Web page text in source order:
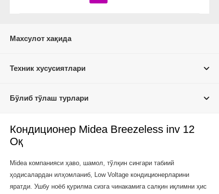
Махсулот хақида
Техник хусусиятлари
Бўлиб тўлаш турлари
Кондиционер Midea Breezeless inv 12
Оқ
Midea компанияси ҳаво, шамол, тўлқин сингари табиий
ҳодисалардан илҳомланиб, Low Voltage кондиционерларини
яратди. Ушбу ноёб қурилма сизга чинакамига салқин иқлимни ҳис